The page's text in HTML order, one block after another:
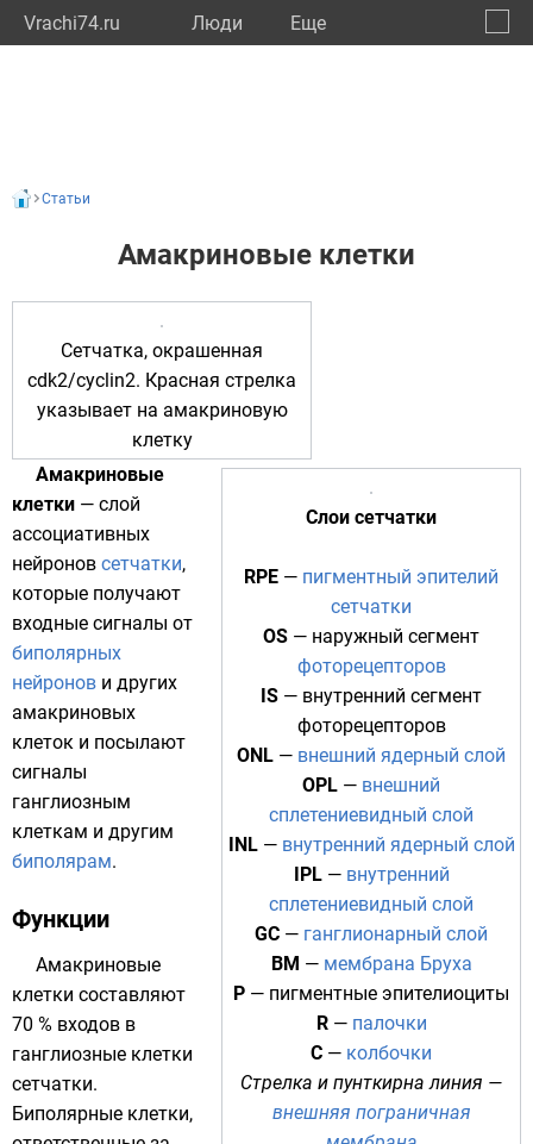
Vrachi74.ru Люди Eще
Статьи
Амакриновые клетки
Сетчатка, окрашенная
cdk2/cyclin2. Красная стрелка
указывает на амакриновую
клетку
Слои сетчатки
RPE — пигментный эпителий
сетчатки
OS — наружный сегмент
фоторецепторов
IS — внутренний сегмент
фоторецепторов
ONL — внешний ядерный слой
OPL — внешний
сплетениевидный слой
INL— внутренний ядерный слой
IPL— внутренний
сплетениевидный слой
GC — ганглионарный слой
BM — мембрана Бруха
P — пигментные эпителиоциты
R— палочки
C — колбочки
Стрелка и пунткирна линия —
внешняя пограничная
Амакриновые
клетки — слой
ассоциативных
нейронов сетчатки,
которые получают
входные сигналы от
биполярных
нейронов и других
амакриновых
клеток и посылают
сигналы
ганглиозным
клеткам и другим
биполярам.
Функции
Амакриновые
клетки составляют
70 % входов в
ганглиозные клетки
сетчатки.
Биполярные клетки,